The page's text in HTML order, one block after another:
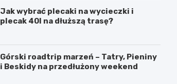
Jak wybrać plecaki na wycieczki i
plecak 40l na dłuższą trasę?
Górski roadtrip marzeń – Tatry, Pieniny
i Beskidy na przedłużony weekend